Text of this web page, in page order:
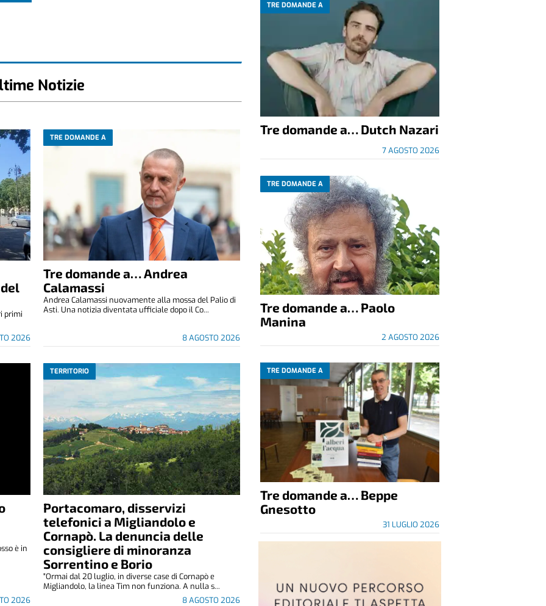
Notizie
2026
primi
TRE DOMANDE A
Tre domande a… Andrea
Calamassi
8 AGOSTO 2026
Andrea Calamassi nuovamente alla mossa del Palio di
Asti. Una notizia diventata ufficiale dopo il Co...
2026
è in
TERRITORIO
Portacomaro, disservizi
telefonici a Migliandolo e
Cornapò. La denuncia delle
consigliere di minoranza
Sorrentino e Borio
8 AGOSTO 2026
"Ormai dal 20 luglio, in diverse case di Cornapò e
Migliandolo, la linea Tim non funziona. A nulla s...
TRE DOMANDE A
Tre domande a… Dutch Nazari
7 AGOSTO 2026
TRE DOMANDE A
Tre domande a… Paolo
Manina
2 AGOSTO 2026
TRE DOMANDE A
Tre domande a… Beppe
Gnesotto
31 LUGLIO 2026